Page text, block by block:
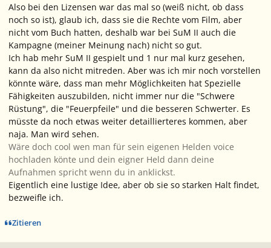
Also bei den Lizensen war das mal so (weiß nicht, ob dass
noch so ist), glaub ich, dass sie die Rechte vom Film, aber
nicht vom Buch hatten, deshalb war bei SuM II auch die
Kampagne (meiner Meinung nach) nicht so gut.
Ich hab mehr SuM II gespielt und 1 nur mal kurz gesehen,
kann da also nicht mitreden. Aber was ich mir noch vorstellen
könnte wäre, dass man mehr Möglichkeiten hat Spezielle
Fähigkeiten auszubilden, nicht immer nur die "Schwere
Rüstung", die "Feuerpfeile" und die besseren Schwerter. Es
müsste da noch etwas weiter detaillierteres kommen, aber
naja. Man wird sehen.
Wäre doch cool wen man für sein eigenen Helden voice
hochladen könte und dein eigner Held dann deine
Aufnahmen spricht wenn du in anklickst.
Eigentlich eine lustige Idee, aber ob sie so starken Halt findet,
bezweifle ich.
Zitieren